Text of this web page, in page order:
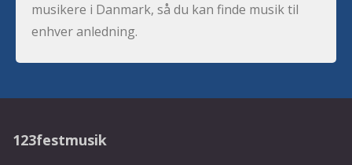
musikere i Danmark, så du kan finde musik til
enhver anledning.
123festmusik